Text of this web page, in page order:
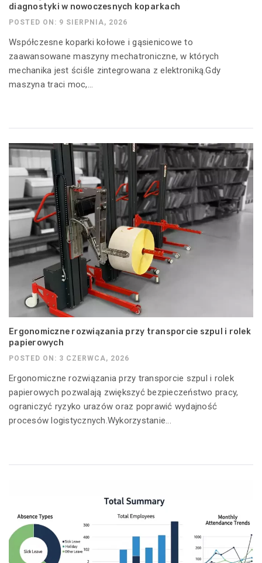
diagnostyki w nowoczesnych koparkach
POSTED ON: 9 SIERPNIA, 2026
Współczesne koparki kołowe i gąsienicowe to
zaawansowane maszyny mechatroniczne, w których
mechanika jest ściśle zintegrowana z elektroniką.Gdy
maszyna traci moc,...
Ergonomiczne rozwiązania przy transporcie szpul i rolek
papierowych
POSTED ON: 3 CZERWCA, 2026
Ergonomiczne rozwiązania przy transporcie szpul i rolek
papierowych pozwalają zwiększyć bezpieczeństwo pracy,
ograniczyć ryzyko urazów oraz poprawić wydajność
procesów logistycznych.Wykorzystanie...